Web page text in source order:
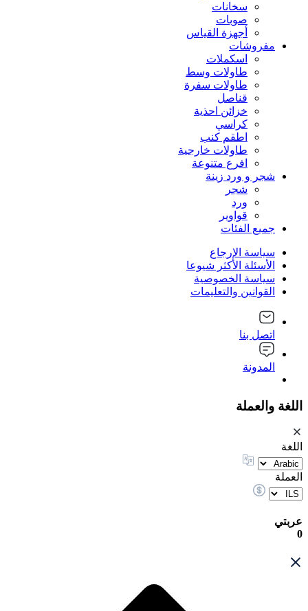
سخانات
صوبات
أجهزة القياس
مفروشات
اسكملات
طاولات وسط
طاولات سفرة
قناصل
خزائن احذية
كراسي
اطقم كنب
طاولات خارجية
افرع متنوعة
شجر و ورد زينة
شجر
ورد
قواوير
جميع الفئات
سياسة الإرجاع
الأسئلة الأكثر شيوعا
سياسة الخصوصية
القوانين والتعليمات
اتصل بنا
المدونة
اللغة والعملة
اللغة
العملة
عربتي
0